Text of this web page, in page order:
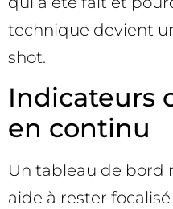
technique devient
shot.
Indicateurs
en continu
Un tableau de
aide à rester focalisé